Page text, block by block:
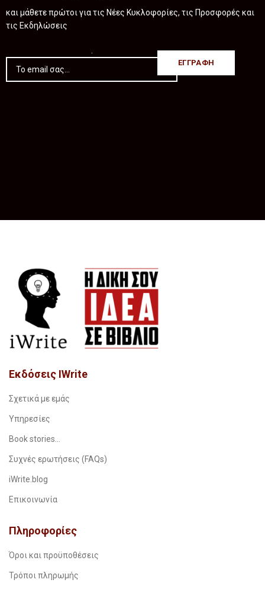
και μάθετε πρώτοι για τις Νέες Κυκλοφορίες, τις Προσφορές και
τις Εκδηλώσεις
Εκδόσεις IWrite
Σχετικά με εμάς
Υπηρεσίες
Book stories…
Συχνές ερωτήσεις (FAQs)
iWrite.blog
Επικοινωνία
Πληροφορίες
Όροι και προϋποθέσεις
Τρόποι πληρωμής